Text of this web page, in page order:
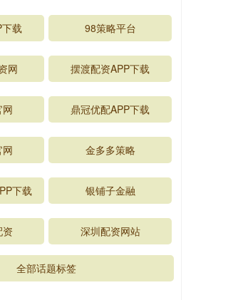
载 98策略平台
网 摆渡配资APP下载
鼎冠优配APP下载
金多多策略
下载 银铺子金融
深圳配资网站
全部话题标签